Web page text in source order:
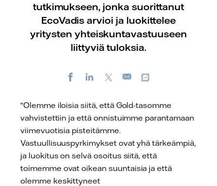
tutkimukseen, jonka suorittanut
EcoVadis arvioi ja luokittelee
yritysten yhteiskuntavastuuseen
liittyviä tuloksia.
FacebookLinkedIn
Sähköposti
"Olemme iloisia siitä, että Gold-tasomme
vahvistettiin ja että onnistuimme parantamaan
viimevuotisia pisteitämme.
Vastuullisuuspyrkimykset ovat yhä tärkeämpiä,
ja luokitus on selvä osoitus siitä, että
toimemme ovat oikean suuntaisia ja että
olemme keskittyneet